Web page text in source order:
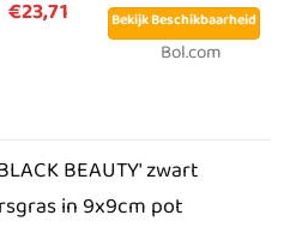
€23,71
Bekijk Beschikbaarheid
Bol.com
BEAUTY' zwart
in 9x9cm pot